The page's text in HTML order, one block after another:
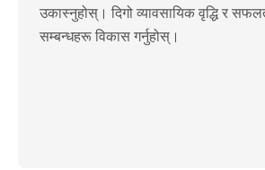
उकास्नुहोस्। दिगो व्यावसायिक वृद्धि र
सम्बन्धहरू विकास गर्नुहोस्।